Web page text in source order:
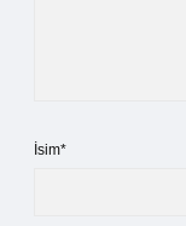
İsim*